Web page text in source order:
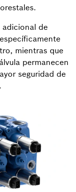
adicional de
mientras que
permanecen
seguridad de